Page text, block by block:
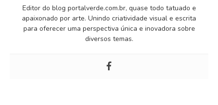
Editor do blog portalverde.com.br, quase todo tatuado e
apaixonado por arte. Unindo criatividade visual e escrita
para oferecer uma perspectiva única e inovadora sobre
diversos temas.